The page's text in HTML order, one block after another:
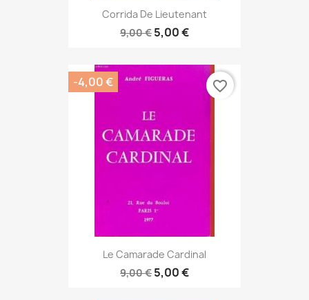
Corrida De Lieutenant
9,00 € 5,00 €
Le Camarade Cardinal
9,00 € 5,00 €
-4,00 € favorite_border